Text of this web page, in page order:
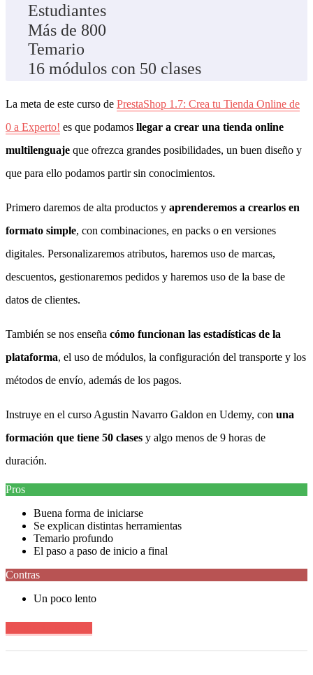
Estudiantes
Más de 800
Temario
16 módulos con 50 clases
La meta de este curso de PrestaShop 1.7: Crea tu Tienda Online de
0 a Experto! es que podamos llegar a crear una tienda online
multilenguaje que ofrezca grandes posibilidades, un buen diseño y
que para ello podamos partir sin conocimientos.
Primero daremos de alta productos y aprenderemos a crearlos en
formato simple, con combinaciones, en packs o en versiones
digitales. Personalizaremos atributos, haremos uso de marcas,
descuentos, gestionaremos pedidos y haremos uso de la base de
datos de clientes.
También se nos enseña cómo funcionan las estadísticas de la
plataforma, el uso de módulos, la configuración del transporte y los
métodos de envío, además de los pagos.
Instruye en el curso Agustin Navarro Galdon en Udemy, con una
formación que tiene 50 clases y algo menos de 9 horas de
duración.
Pros
Buena forma de iniciarse
Se explican distintas herramientas
Temario profundo
El paso a paso de inicio a final
Contras
Un poco lento